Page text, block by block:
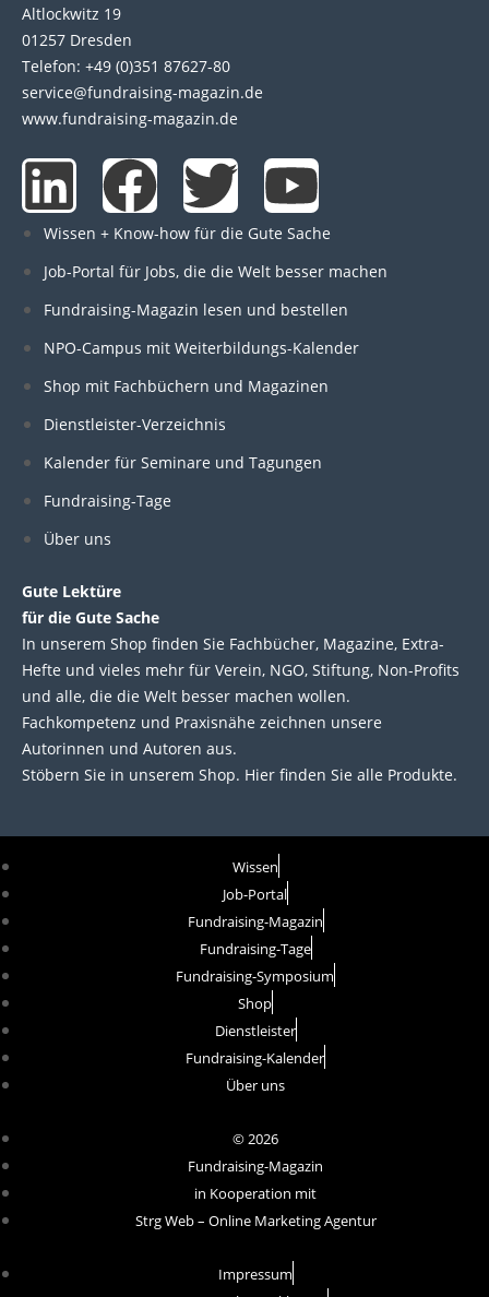
Altlockwitz 19
01257 Dresden
Telefon: +49 (0)351 87627-80
service@fundraising-magazin.de
www.fundraising-magazin.de
L
i
n
k
e
d
i
n
F
a
c
e
b
o
o
T
w
i
t
t
e
Y
o
u
t
u
b
Wissen + Know-how für die Gute Sache
Job-Portal für Jobs, die die Welt besser machen
Fundraising-Magazin lesen und bestellen
NPO-Campus mit Weiterbildungs-Kalender
Shop mit Fachbüchern und Magazinen
Dienstleister-Verzeichnis
Kalender für Seminare und Tagungen
Fundraising-Tage
Über uns
Gute Lektüre
für die Gute Sache
In unserem Shop finden Sie Fachbücher, Magazine, Extra-
Hefte und vieles mehr für Verein, NGO, Stiftung, Non-Profits
und alle, die die Welt besser machen wollen.
Fachkompetenz und Praxisnähe zeichnen unsere
Autorinnen und Autoren aus.
Stöbern Sie in unserem Shop. Hier finden Sie alle Produkte.
Wissen
Job-Portal
Fundraising-Magazin
Fundraising-Tage
Fundraising-Symposium
Shop
Dienstleister
Fundraising-Kalender
Über uns
© 2026
Fundraising-Magazin
in Kooperation mit
Strg Web – Online Marketing Agentur
Impressum